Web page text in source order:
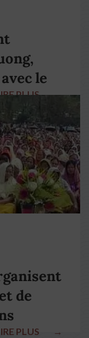
le
PLUS →
de
PLUS →